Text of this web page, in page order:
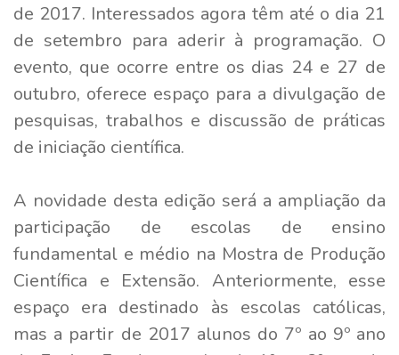
de 2017. Interessados agora têm até o dia 21
de setembro para aderir à programação. O
evento, que ocorre entre os dias 24 e 27 de
outubro, oferece espaço para a divulgação de
pesquisas, trabalhos e discussão de práticas
de iniciação científica.
A novidade desta edição será a ampliação da
participação de escolas de ensino
fundamental e médio na Mostra de Produção
Científica e Extensão. Anteriormente, esse
espaço era destinado às escolas católicas,
mas a partir de 2017 alunos do 7º ao 9º ano